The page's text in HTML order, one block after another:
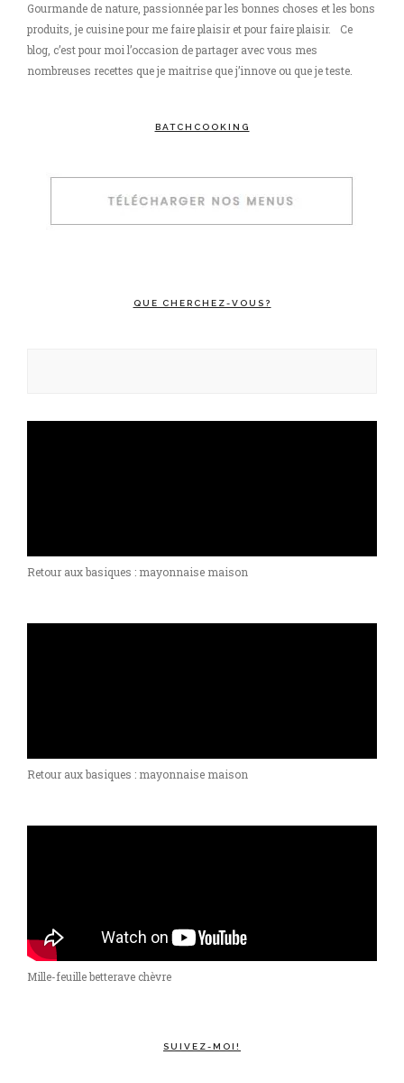
Gourmande de nature, passionnée par les bonnes choses et les bons
produits, je cuisine pour me faire plaisir et pour faire plaisir. Ce
blog, c’est pour moi l’occasion de partager avec vous mes
nombreuses recettes que je maitrise que j’innove ou que je teste.
BATCHCOOKING
QUE CHERCHEZ-VOUS?
Retour aux basiques : mayonnaise maison
Retour aux basiques : mayonnaise maison
Mille-feuille betterave chèvre
SUIVEZ-MOI!